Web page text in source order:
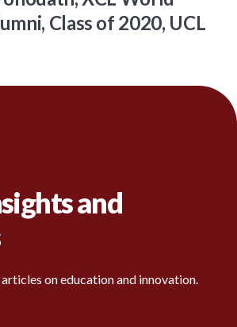
Class of 2020, UCL
and
on education and innovation.